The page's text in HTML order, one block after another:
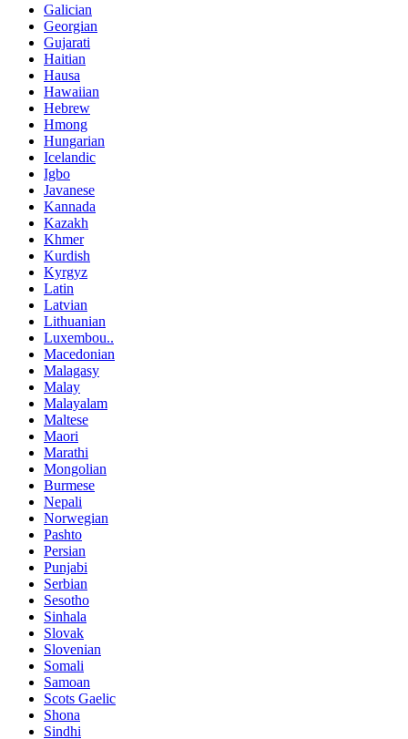
Galician
Georgian
Gujarati
Haitian
Hausa
Hawaiian
Hebrew
Hmong
Hungarian
Icelandic
Igbo
Javanese
Kannada
Kazakh
Khmer
Kurdish
Kyrgyz
Latin
Latvian
Lithuanian
Luxembou..
Macedonian
Malagasy
Malay
Malayalam
Maltese
Maori
Marathi
Mongolian
Burmese
Nepali
Norwegian
Pashto
Persian
Punjabi
Serbian
Sesotho
Sinhala
Slovak
Slovenian
Somali
Samoan
Scots Gaelic
Shona
Sindhi